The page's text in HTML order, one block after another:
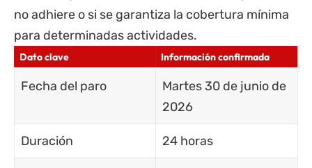
no adhiere o si se garantiza la cobertura mínima
para determinadas actividades.
Dato clave Información confirmada
Fecha del paro
Martes 30 de junio de
2026
Duración 24 horas